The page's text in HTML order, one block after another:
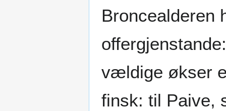
Broncealderen
vældige økser
finsk: til Paive,